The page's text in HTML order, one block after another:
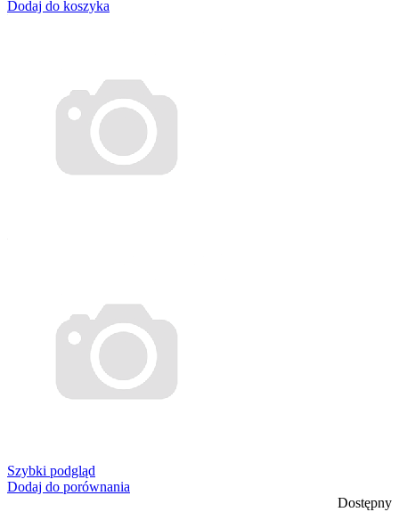
Dodaj do koszyka
Szybki podgląd
Dodaj do porównania
Dostępny